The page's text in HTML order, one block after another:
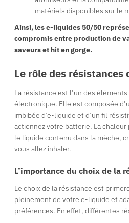
matériels disponibles sur le
Ainsi, les e-liquides 50/50
compromis entre production de
saveurs et hit en gorge.
Le rôle des résistances
La résistance est l’un des
électronique. Elle est composée
imbibée d’e-liquide et d’un fil
actionnez votre batterie. La
le liquide contenu dans la mèche,
vous allez inhaler.
L’importance du choix de la
Le choix de la résistance est
pleinement de votre e-liquide et
préférences. En effet, différentes